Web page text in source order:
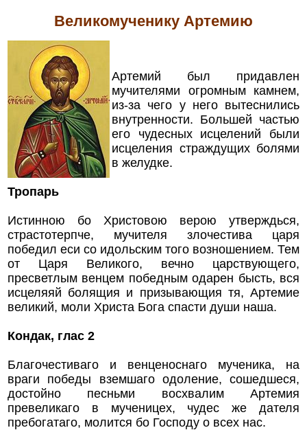
Великомученику Артемию
Артемий был придавлен
мучителями огромным камнем,
из-за чего у него вытеснились
внутренности. Большей частью
его чудесных исцелений были
исцеления страждущих болями
в желудке.
Тропарь
Истинною бо Христовою верою утверждься,
страстотерпче, мучителя злочестива царя
победил еси со идольским того возношением. Тем
от Царя Великого, вечно царствующего,
пресветлым венцем победным одарен бысть, вся
исцеляяй болящия и призывающия тя, Артемие
великий, моли Христа Бога спасти души наша.
Кондак, глас 2
Благочестиваго и венценоснаго мученика, на
враги победы вземшаго одоление, сошедшеся,
достойно песньми восхвалим Артемия
превеликаго в мученицех, чудес же дателя
пребогатаго, молится бо Господу о всех нас.